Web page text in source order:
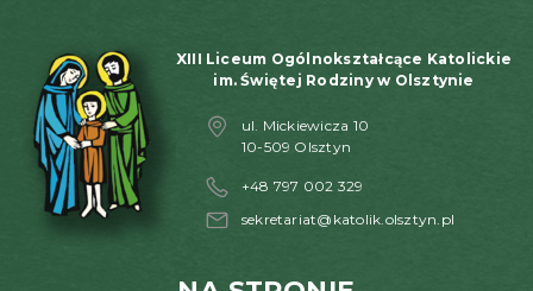
XIII Liceum Ogólnokształcące Katolickie
im. Świętej Rodziny w Olsztynie
ul. Mickiewicza 10
10-509 Olsztyn
+48 797 002 329
sekretariat@katolik.olsztyn.pl